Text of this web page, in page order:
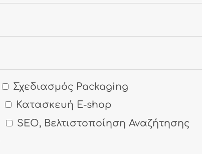
Σχεδιασμός Packaging
Κατασκευή E-shop
SEO, Βελτιστοποίηση Αναζήτησης